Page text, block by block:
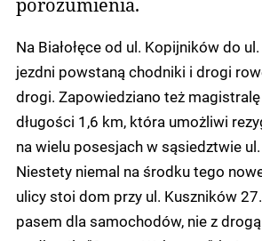
Na Białołęce od ul. Kopijników do
jezdni powstaną chodniki i drogi
drogi. Zapowiedziano też
długości 1,6 km, która umożliwi
na wielu posesjach w sąsiedztwie ul.
Niestety niemal na środku tego
ulicy stoi dom przy ul. Kuszników
pasem dla samochodów, nie z